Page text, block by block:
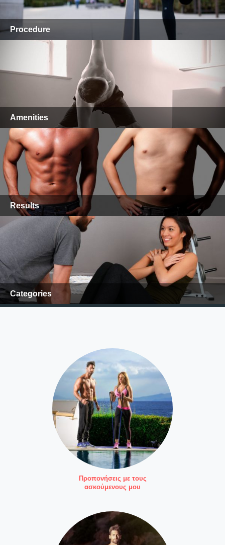
Procedure
Amenities
Results
Categories
Προπονήσεις με τους
ασκούμενους μου